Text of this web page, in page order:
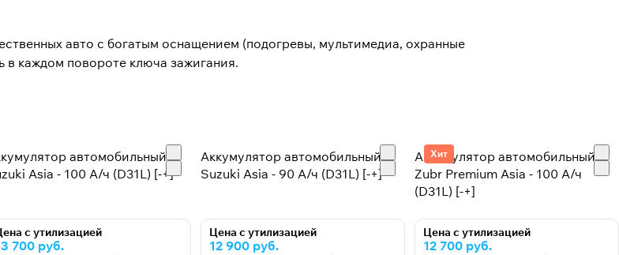
авто с богатым оснащением (подогревы, мультимедиа, охранные
в каждом повороте ключа зажигания.
автомобильный
Asia - 100 А/ч (D31L) [-+]
с утилизацией
700 руб.
Аккумулятор автомобильный
Suzuki Asia - 90 А/ч (D31L) [-+]
Цена с утилизацией
12 900 руб.
Хит
Аккумулятор автомобильный
Zubr Premium Asia - 100 А/ч
(D31L) [-+]
Цена с утилизацией
12 700 руб.